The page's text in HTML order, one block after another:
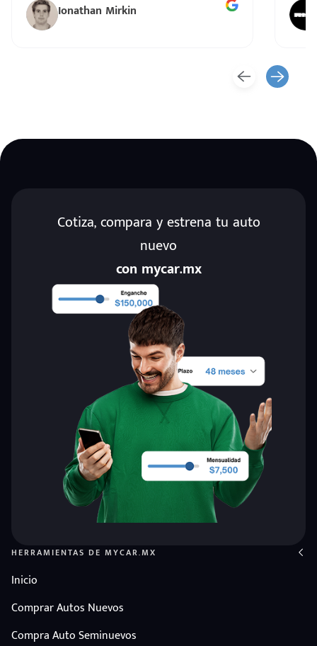
Ionathan Mirkin
Cotiza, compara y estrena tu auto
nuevo
con mycar.mx
HERRAMIENTAS DE MYCAR.MX
Inicio
Comprar Autos Nuevos
Compra Auto Seminuevos